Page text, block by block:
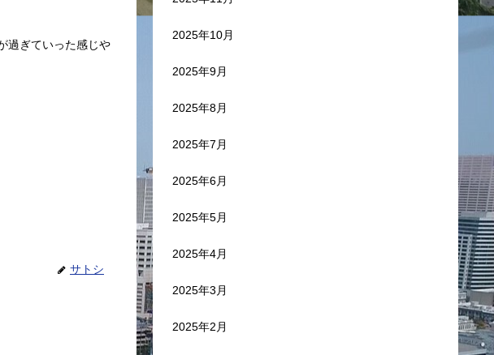
過ぎていった感じや
サトシ
2025年10月
2025年9月
2025年8月
2025年7月
2025年6月
2025年5月
2025年4月
2025年3月
2025年2月